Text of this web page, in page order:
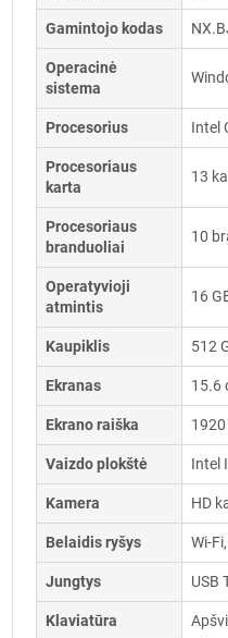
Gamintojo kodas
Operacinė
sistema
Procesorius Intel
Procesoriaus
karta
13
Procesoriaus
branduoliai
10
Operatyvioji
atmintis
16
Kaupiklis 512
Ekranas 15.6
Ekrano raiška 1920
Vaizdo plokštė Intel
Kamera HD
Belaidis ryšys Wi-
Jungtys USB
Klaviatūra